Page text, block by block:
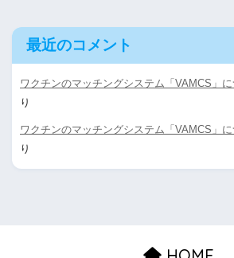
最近のコメント
ワクチンのマッチングシステム「VAMCS」
り
ワクチンのマッチングシステム「VAMCS」
り